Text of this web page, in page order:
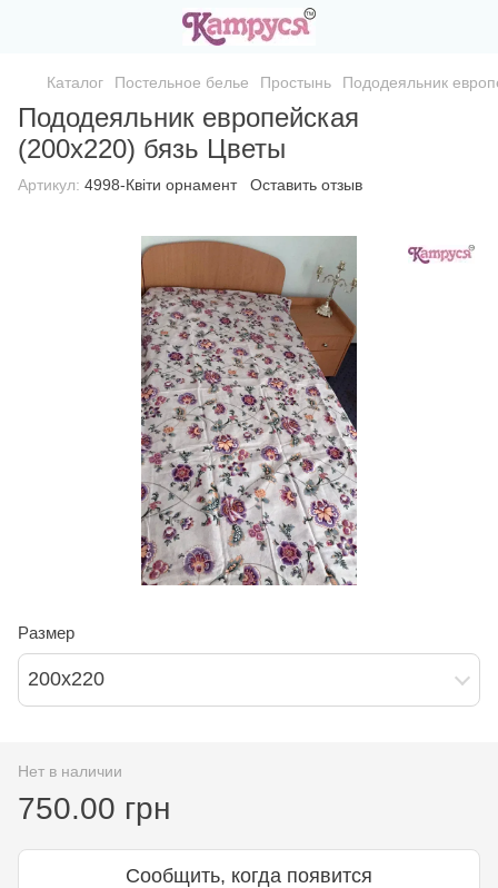
Каталог Постельное белье Простынь Пододеяльник
Пододеяльник европейская
(200х220) бязь Цветы
Артикул: 4998-Квіти орнамент Оставить отзыв
Размер
200х220
Нет в наличии
750.00 грн
Сообщить, когда появится